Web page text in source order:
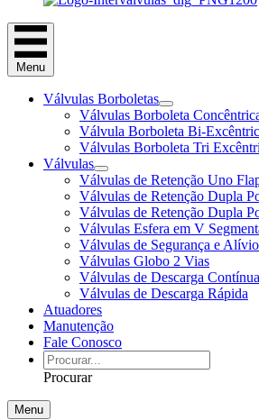
Menu
Válvulas Borboletas
Válvulas Borboleta
Válvula Borboleta Bi-
Válvulas Borboleta Tri
Válvulas
Válvulas de Retenção Uno
Válvulas de Retenção Dupla
Válvulas de Retenção Dupla
Válvulas Esfera em V
Válvulas de Segurança e Alívio
Válvulas Globo 2 Vias
Válvulas de Descarga Contínua
Válvulas de Descarga Rápida
Atuadores
Manutenção
Fale Conosco
Procurar
Menu